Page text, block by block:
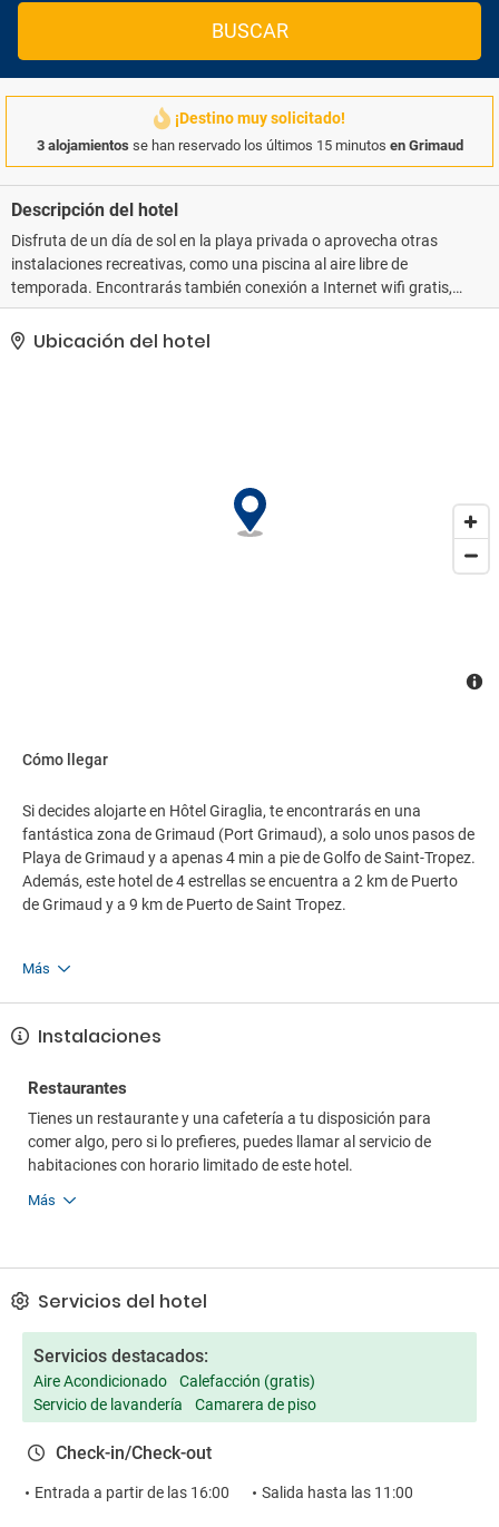
BUSCAR
¡Destino muy solicitado!
3 alojamientos se han reservado los últimos 15 minutos en Grimaud
Descripción del hotel
Disfruta de un día de sol en la playa privada o aprovecha otras
instalaciones recreativas, como una piscina al aire libre de
temporada. Encontrarás también conexión a Internet wifi gratis,
servicios de conserjería y servicio de cuidado infantil (de pago)..
La clasificación oficial por estrellas de este alojamiento ha sido
Ubicación del hotel
Cómo llegar
Si decides alojarte en Hôtel Giraglia, te encontrarás en una
fantástica zona de Grimaud (Port Grimaud), a solo unos pasos de
Playa de Grimaud y a apenas 4 min a pie de Golfo de Saint-Tropez.
Además, este hotel de 4 estrellas se encuentra a 2 km de Puerto
de Grimaud y a 9 km de Puerto de Saint Tropez.
Más
Instalaciones
Restaurantes
Tienes un restaurante y una cafetería a tu disposición para
comer algo, pero si lo prefieres, puedes llamar al servicio de
habitaciones con horario limitado de este hotel.
Más
Servicios del hotel
Servicios destacados:
Aire Acondicionado
Calefacción (gratis)
Servicio de lavandería
Camarera de piso
Check-in/Check-out
Entrada a partir de las 16:00 Salida hasta las 11:00